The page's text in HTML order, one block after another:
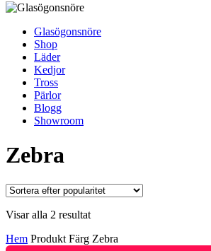
Glasögonsnöre
Shop
Läder
Kedjor
Tross
Pärlor
Blogg
Showroom
Zebra
Visar alla 2 resultatSortera
popularitet
Hem Produkt Färg Zebra